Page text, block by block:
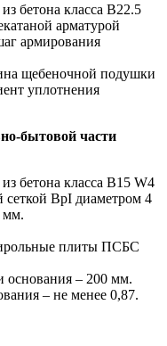
бетона класса В22.5
арматурой
армирования
щебеночной подушки
уплотнения
бытовой части
бетона класса В15 W4
сеткой ВрI диаметром 4
мм.
плиты ПСБС
– 200 мм.
– не менее 0,87.